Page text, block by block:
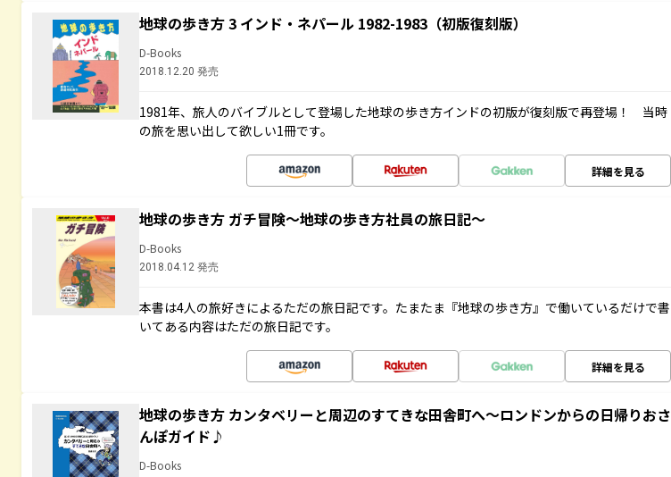
地球の歩き方 3 インド・ネパール 1982-1983（初版復刻版）
D-Books
2018.12.20 発売
1981年、旅人のバイブルとして登場した地球の歩き方インドの初版が復刻版で再登場！ 当時
の旅を思い出して欲しい1冊です。
詳細を見る
地球の歩き方 ガチ冒険～地球の歩き方社員の旅日記～
D-Books
2018.04.12 発売
本書は4人の旅好きによるただの旅日記です。たまたま『地球の歩き方』で働いているだけで書
いてある内容はただの旅日記です。
詳細を見る
地球の歩き方 カンタベリーと周辺のすてきな田舎町へ～ロンドンからの日帰りおさ
んぽガイド♪
D-Books